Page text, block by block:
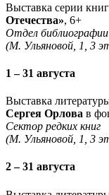
Выставка серии
Отечества», 6+
Отдел библиографии
(М. Ульяновой, 1, 3
1 – 31 августа
Выставка
Сергея Орлова в
Сектор редких книг
(М. Ульяновой, 1, 3
2 – 31 августа